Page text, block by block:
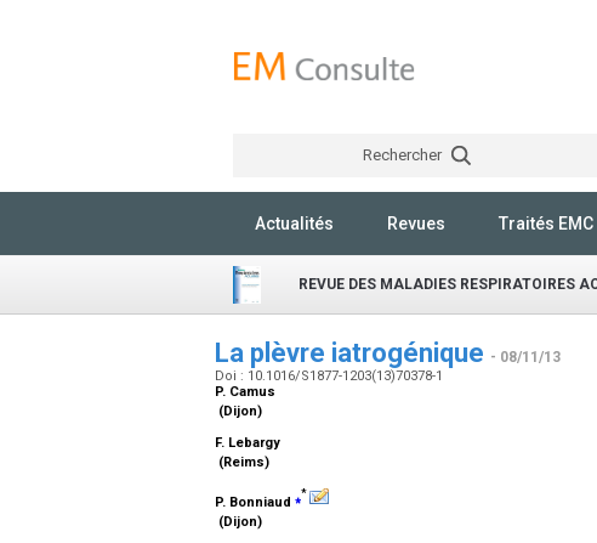
Rechercher
Actualités Revues Traités EMC
REVUE DES MALADIES RESPIRATOIRES
La plèvre iatrogénique - 08/11/13
Doi : 10.1016/S1877-1203(13)70378-1
P. Camus
(Dijon)
F. Lebargy
(Reims)
P. Bonniaud ⁎*
(Dijon)